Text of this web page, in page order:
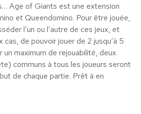
Age of Giants est une extension
et Queendomino. Pour être jouée,
l’un ou l’autre de ces jeux, et
de pouvoir jouer de 2 jusqu’à 5
un maximum de rejouabilité, deux
communs à tous les joueurs seront
de chaque partie. Prêt à en